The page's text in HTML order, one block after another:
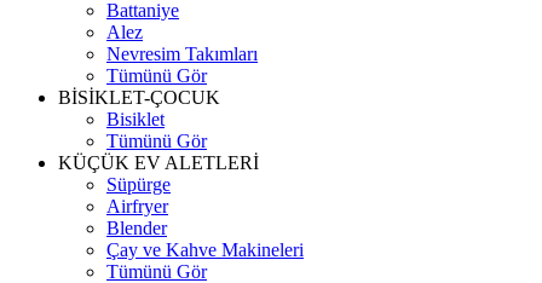
Battaniye
Alez
Nevresim Takımları
Tümünü Gör
BİSİKLET-ÇOCUK
Bisiklet
Tümünü Gör
KÜÇÜK EV ALETLERİ
Süpürge
Airfryer
Blender
Çay ve Kahve Makineleri
Tümünü Gör